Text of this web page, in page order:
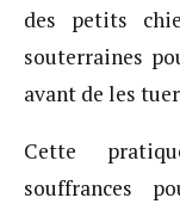
des petits
souterraines
avant de les
Cette
souffrances